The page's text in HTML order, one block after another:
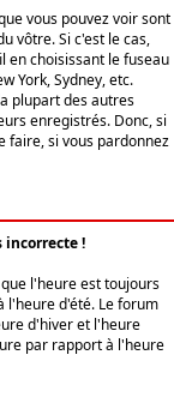
vous pouvez voir sont
vôtre. Si c'est le cas,
en choisissant le fuseau
York, Sydney, etc.
plupart des autres
enregistrés. Donc, si
faire, si vous pardonnez
incorrecte !
l'heure est toujours
l'heure d'été. Le forum
d'hiver et l'heure
par rapport à l'heure